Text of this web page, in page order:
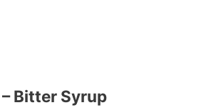
Bitter Syrup